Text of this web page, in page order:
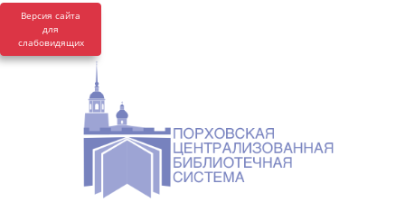
Версия сайта
для
слабовидящих